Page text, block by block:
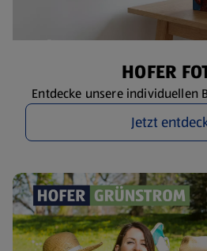
HOFER
Entdecke unsere individuellen
Jetzt